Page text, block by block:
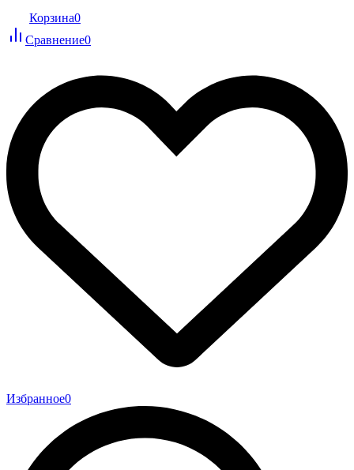
Корзина0
Сравнение0
Избранное0